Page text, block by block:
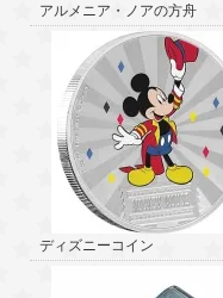
アルメニア・ノアの方舟
ディズニーコイン